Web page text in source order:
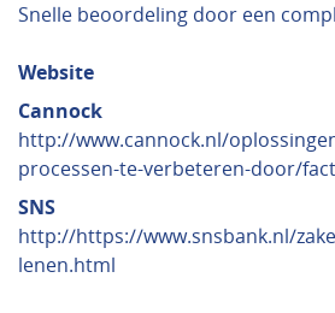
Snelle beoordeling door een
Website
Cannock
http://www.cannock.nl/
processen-te-verbeteren-door/
SNS
http://https://www.snsbank.nl/
lenen.html